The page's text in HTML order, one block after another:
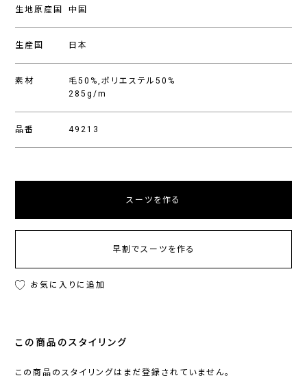
生地原産国 中国
生産国 日本
素材
毛50%,ポリエステル50%
285g/m
品番 49213
スーツを作る
早割でスーツを作る
お気に入りに追加
この商品のスタイリング
この商品のスタイリングはまだ登録されていません。